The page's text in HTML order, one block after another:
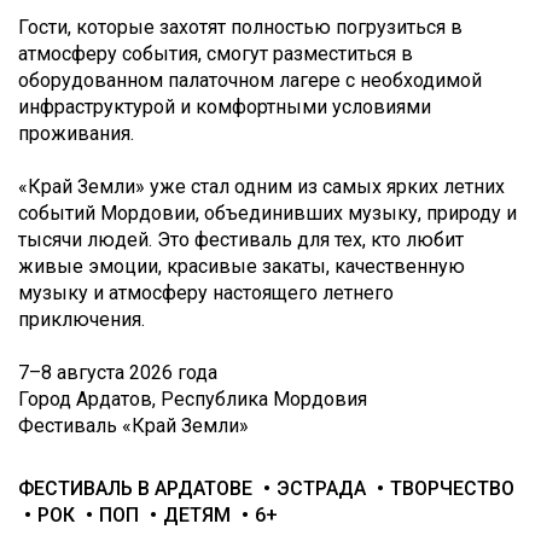
Гости, которые захотят полностью погрузиться в
атмосферу события, смогут разместиться в
оборудованном палаточном лагере с необходимой
инфраструктурой и комфортными условиями
проживания.
«Край Земли» уже стал одним из самых ярких летних
событий Мордовии, объединивших музыку, природу и
тысячи людей. Это фестиваль для тех, кто любит
живые эмоции, красивые закаты, качественную
музыку и атмосферу настоящего летнего
приключения.
7–8 августа 2026 года
Город Ардатов, Республика Мордовия
Фестиваль «Край Земли»
ФЕСТИВАЛЬ В АРДАТОВЕ ЭСТРАДА
ТВОРЧЕСТВО
РОК
ПОП ДЕТЯМ 6+